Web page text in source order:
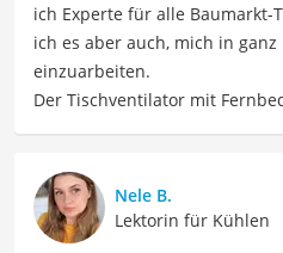
ich Experte für alle Baumarkt-
ich es aber auch, mich in ganz
einzuarbeiten.
Der Tischventilator mit
Nele B.
Lektorin für Kühlen